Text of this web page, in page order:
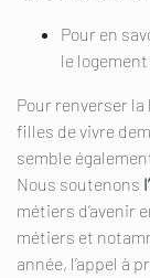
Pour en
le
Pour renverser
filles de vivre
semble
Nous soutenons
métiers d’avenir
métiers et
année, l’appel à